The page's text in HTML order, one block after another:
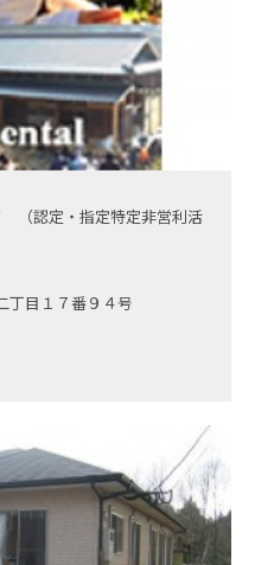
（認定・指定特定非営利活
丁目１７番９４号